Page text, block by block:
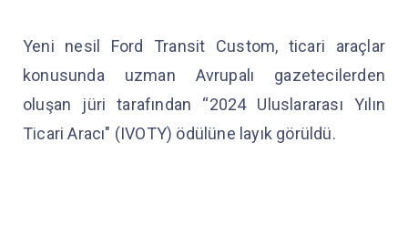
Yeni nesil Ford Transit Custom, ticari araçlar
konusunda uzman Avrupalı gazetecilerden
oluşan jüri tarafından “2024 Uluslararası Yılın
Ticari Aracı" (IVOTY) ödülüne layık görüldü.